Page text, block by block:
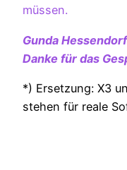
müssen.
Gunda Hessendorf
Danke für das
*) Ersetzung: X3
stehen für reale